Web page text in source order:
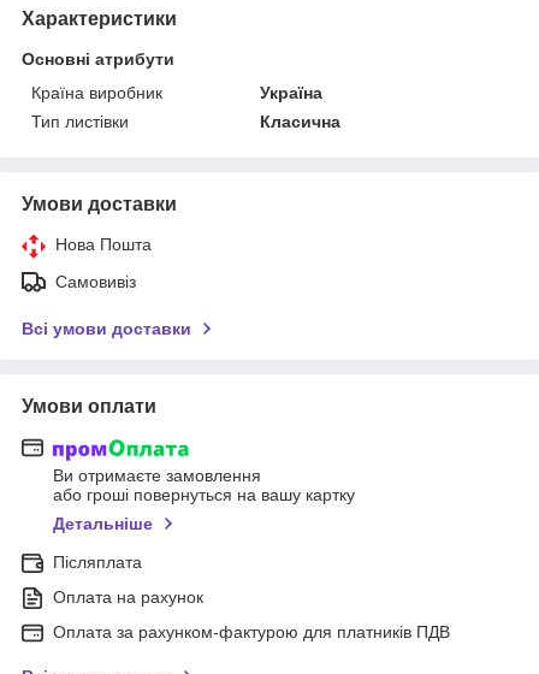
Характеристики
Основні атрибути
Країна виробник
Україна
Тип листівки
Класична
Умови доставки
Нова Пошта
Самовивіз
Всі умови доставки
Умови оплати
Ви отримаєте замовлення
або гроші повернуться на вашу картку
Детальніше
Післяплата
Оплата на рахунок
Оплата за рахунком-фактурою для платників ПДВ